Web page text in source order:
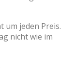
um jeden Preis.
nicht wie im